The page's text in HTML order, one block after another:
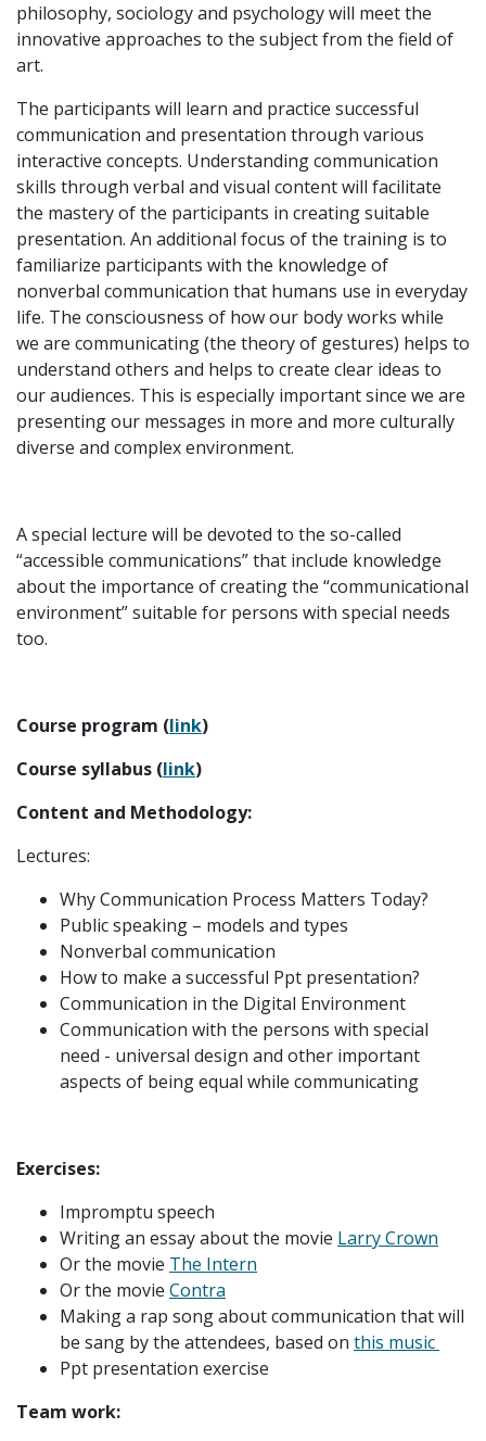
philosophy, sociology and psychology will meet the
innovative approaches to the subject from the field of
art.
The participants will learn and practice successful
communication and presentation through various
interactive concepts. Understanding communication
skills through verbal and visual content will facilitate
the mastery of the participants in creating suitable
presentation. An additional focus of the training is to
familiarize participants with the knowledge of
nonverbal communication that humans use in everyday
life. The consciousness of how our body works while
we are communicating (the theory of gestures) helps to
understand others and helps to create clear ideas to
our audiences. This is especially important since we are
presenting our messages in more and more culturally
diverse and complex environment.
A special lecture will be devoted to the so-called
“accessible communications” that include knowledge
about the importance of creating the “communicational
environment” suitable for persons with special needs
too.
Course program (link)
Course syllabus (link)
Content and Methodology:
Lectures:
Why Communication Process Matters Today?
Public speaking – models and types
Nonverbal communication
How to make a successful Ppt presentation?
Communication in the Digital Environment
Communication with the persons with special
need - universal design and other important
aspects of being equal while communicating
Exercises:
Impromptu speech
Writing an essay about the movie Larry Crown
Or the movie The Intern
Or the movie Contra
Making a rap song about communication that will
be sang by the attendees, based on this music
Ppt presentation exercise
Team work: